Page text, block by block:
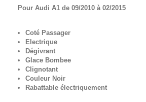
Pour Audi A1 de 09/2010 à 02/2015
Coté Passager
Electrique
Dégivrant
Glace Bombee
Clignotant
Couleur Noir
Rabattable électriquement